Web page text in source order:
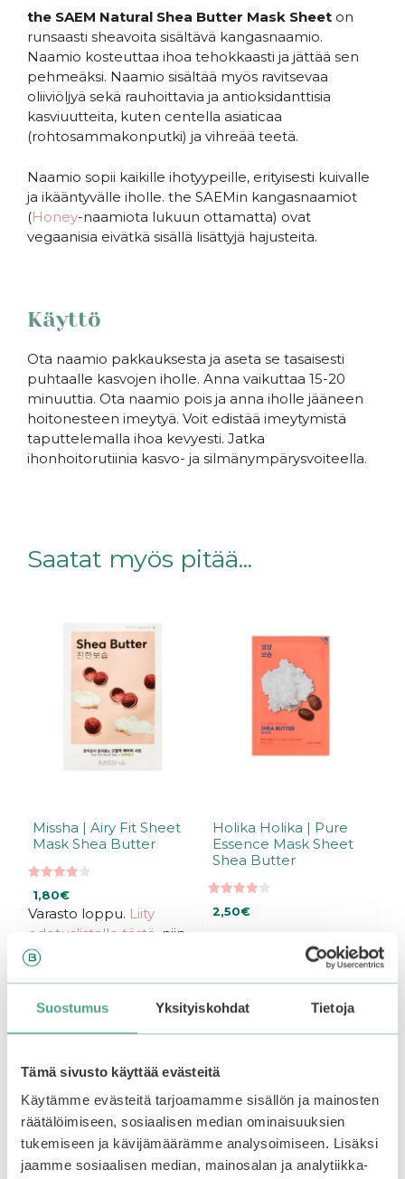
Suostumus Yksityiskohdat Tietoja
Tämä sivusto käyttää evästeitä
Käytämme evästeitä tarjoamamme sisällön ja mainosten
räätälöimiseen, sosiaalisen median ominaisuuksien
tukemiseen ja kävijämäärämme analysoimiseen. Lisäksi
jaamme sosiaalisen median, mainosalan ja analytiikka-
the SAEM Natural Shea Butter Mask Sheet
runsaasti sheavoita sisältävä kangasnaamio.
Naamio kosteuttaa ihoa tehokkaasti ja jättää sen
pehmeäksi. Naamio sisältää myös ravitsevaa
oliiviöljyä sekä rauhoittavia ja antioksidanttisia
kasviuutteita, kuten centella asiaticaa
Naamio sopii kaikille ihotyypeille, erityisesti kuivalle
ja ikääntyvälle iholle. the SAEMin kangasnaamiot
(Honey-naamiota lukuun ottamatta) ovat
Ota naamio pakkauksesta ja aseta se tasaisesti
puhtaalle kasvojen iholle. Anna vaikuttaa 15-20
minuuttia. Ota naamio pois ja anna iholle jääneen
hoitonesteen imeytyä. Voit edistää imeytymistä
taputtelemalla ihoa kevyesti. Jatka
Saatat myös pitää...
Missha | Airy Fit Sheet
Mask Shea Butter
4.00
5:stä
1,80€
Varasto loppu.Liity
odotuslistalle tästä
saatavilla.
Holika Holika | Pure
Essence Mask Sheet
Shea Butter
Lisää ostoskoriin
Tutustu myös